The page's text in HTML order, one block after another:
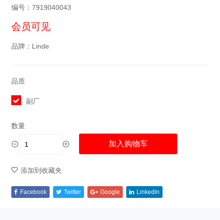
编号：7919040043
会员可见
品牌：Linde
品质
副厂
数量
加入购物车
添加到收藏夹
Facebook Twitter Google Linkedin